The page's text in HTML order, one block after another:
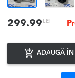
299.99 LEI
ADAUGĂ ÎN